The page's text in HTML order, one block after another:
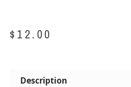
$ 12.00
Description